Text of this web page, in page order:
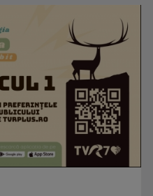
ARC – Acolo unde începe